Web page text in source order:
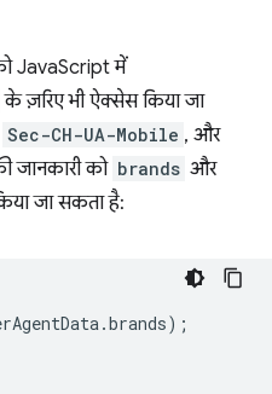
JavaScript में
के ज़रिए भी ऐक्सेस किया जा
Sec-CH-UA-Mobile , और
जानकारी को brands और
जा सकता है:
.brands);